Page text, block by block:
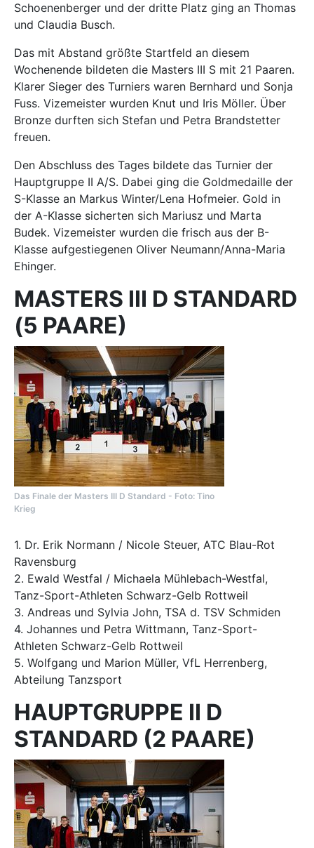
Schoenenberger und der dritte Platz ging an Thomas
und Claudia Busch.
Das mit Abstand größte Startfeld an diesem
Wochenende bildeten die Masters III S mit 21 Paaren.
Klarer Sieger des Turniers waren Bernhard und Sonja
Fuss​. Vizemeister wurden Knut und Iris Möller. Über
Bronze durften sich Stefan und Petra Brandstetter
freuen.
Den Abschluss des Tages bildete das Turnier der
Hauptgruppe II A/S. Dabei ging die Goldmedaille der
S-Klasse an Markus Winter/Lena Hofmeier. Gold in
der A-Klasse sicherten sich Mariusz und Marta
Budek. Vizemeister wurden die frisch aus der B-
Klasse aufgestiegenen Oliver Neumann/Anna-Maria
Ehinger.
MASTERS III D STANDARD
(5 PAARE)
Das Finale der Masters III D Standard - Foto: Tino
Krieg
1. Dr. Erik Normann / Nicole Steuer, ATC Blau-Rot
Ravensburg
2. Ewald Westfal / Michaela Mühlebach-Westfal,
Tanz-Sport-Athleten Schwarz-Gelb Rottweil
3. Andreas und Sylvia John, TSA d. TSV Schmiden
4. Johannes und Petra Wittmann, Tanz-Sport-
Athleten Schwarz-Gelb Rottweil
5. Wolfgang und Marion Müller, VfL Herrenberg,
Abteilung Tanzsport
HAUPTGRUPPE II D
STANDARD (2 PAARE)